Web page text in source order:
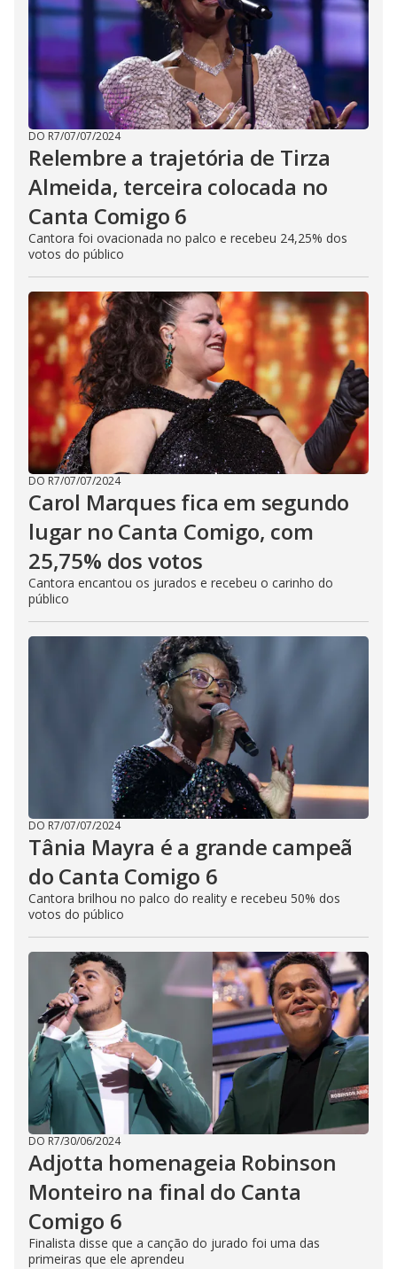
DO R7/07/07/2024
Relembre a trajetória de Tirza
Almeida, terceira colocada no
Canta Comigo 6
Cantora foi ovacionada no palco e recebeu 24,25% dos
votos do público
DO R7/07/07/2024
Carol Marques fica em segundo
lugar no Canta Comigo, com
25,75% dos votos
Cantora encantou os jurados e recebeu o carinho do
público
DO R7/07/07/2024
Tânia Mayra é a grande campeã
do Canta Comigo 6
Cantora brilhou no palco do reality e recebeu 50% dos
votos do público
DO R7/30/06/2024
Adjotta homenageia Robinson
Monteiro na final do Canta
Comigo 6
Finalista disse que a canção do jurado foi uma das
primeiras que ele aprendeu